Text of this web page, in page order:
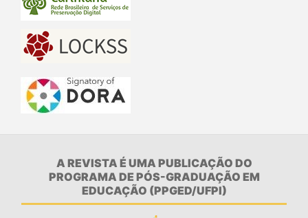
A REVISTA É UMA PUBLICAÇÃO DO
PROGRAMA DE PÓS-GRADUAÇÃO EM
EDUCAÇÃO (PPGED/UFPI)